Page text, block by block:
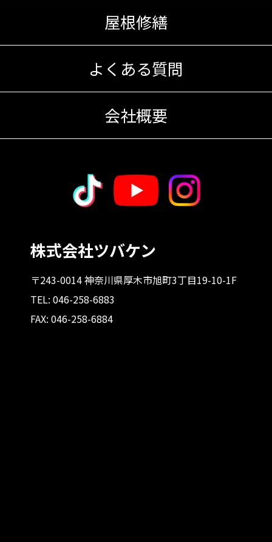
屋根修繕
よくある質問
会社概要
株式会社ツバケン
〒243-0014 神奈川県厚木市旭町3丁目19-10-1F
TEL: 046-258-6883
FAX: 046-258-6884